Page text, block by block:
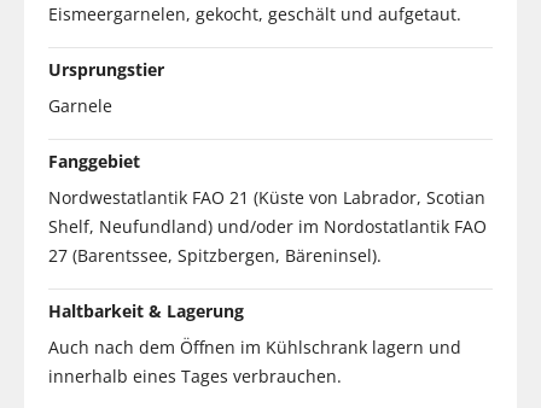
Eismeergarnelen, gekocht, geschält und aufgetaut.
Ursprungstier
Garnele
Fanggebiet
Nordwestatlantik FAO 21 (Küste von Labrador, Scotian
Shelf, Neufundland) und/oder im Nordostatlantik FAO
27 (Barentssee, Spitzbergen, Bäreninsel).
Haltbarkeit & Lagerung
Auch nach dem Öffnen im Kühlschrank lagern und
innerhalb eines Tages verbrauchen.